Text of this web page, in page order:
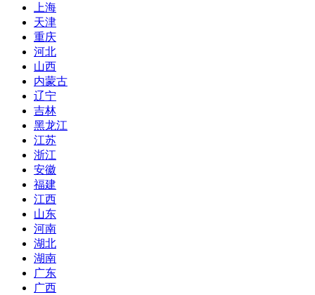
上海
天津
重庆
河北
山西
内蒙古
辽宁
吉林
黑龙江
江苏
浙江
安徽
福建
江西
山东
河南
湖北
湖南
广东
广西